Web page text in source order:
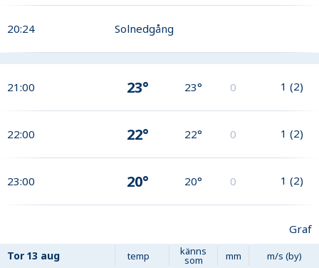
20:24 Solnedgång
21:00 23° 23° 0 1 (2)
22:00 22° 22° 0 1 (2)
23:00 20° 20° 0 1 (2)
Graf
Tor 13 aug temp känns
som mm m/s (by)